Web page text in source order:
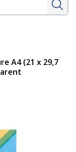
A4 (21 x 29,7